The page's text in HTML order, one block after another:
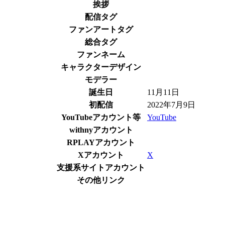
挨拶
配信タグ
ファンアートタグ
総合タグ
ファンネーム
キャラクターデザイン
モデラー
誕生日
11月11日
初配信
2022年7月9日
YouTubeアカウント等
YouTube
withnyアカウント
RPLAYアカウント
Xアカウント
X
支援系サイトアカウント
その他リンク